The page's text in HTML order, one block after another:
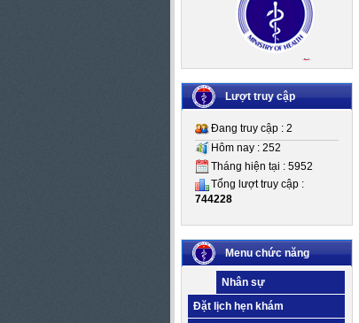
Số:Số 83/KH-UBND
Tên:(Kế hoạch thực hiện Đề án
Kiểm soát mất cân bằng giới
tính khi sinh giai đoạn 2016-
2020)
Ngày BH: (25/10/2016)
Lượt truy cập
Đang truy cập : 2
Hôm nay : 252
Tháng hiện tại : 5952
Tổng lượt truy cập :
744228
Menu chức năng
Nhân sự
Đặt lịch hẹn khám